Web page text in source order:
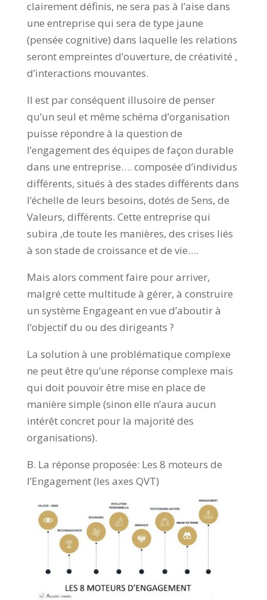
clairement définis, ne sera pas à l’aise dans
une entreprise qui sera de type jaune
(pensée cognitive) dans laquelle les relations
seront empreintes d’ouverture, de créativité ,
d’interactions mouvantes.
Il est par conséquent illusoire de penser
qu’un seul et même schéma d’organisation
puisse répondre à la question de
l’engagement des équipes de façon durable
dans une entreprise…. composée d’individus
différents, situés à des stades différents dans
l’échelle de leurs besoins, dotés de Sens, de
Valeurs, différents. Cette entreprise qui
subira ,de toute les manières, des crises liés
à son stade de croissance et de vie….
Mais alors comment faire pour arriver,
malgré cette multitude à gérer, à construire
un système Engageant en vue d’aboutir à
l’objectif du ou des dirigeants ?
La solution à une problématique complexe
ne peut être qu’une réponse complexe mais
qui doit pouvoir être mise en place de
manière simple (sinon elle n’aura aucun
intérêt concret pour la majorité des
organisations).
B. La réponse proposée: Les 8 moteurs de
l’Engagement (les axes QVT)